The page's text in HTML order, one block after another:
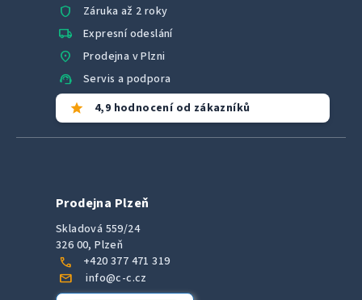
shield Záruka až 2 roky
local_shipping Expresní odeslání
location_on Prodejna v Plzni
support_agent Servis a podpora
star 4,9 hodnocení od zákazníků
Prodejna Plzeň
Skladová 559/24
326 00, Plzeň
call +420 377 471 319
mail info@c-c.cz